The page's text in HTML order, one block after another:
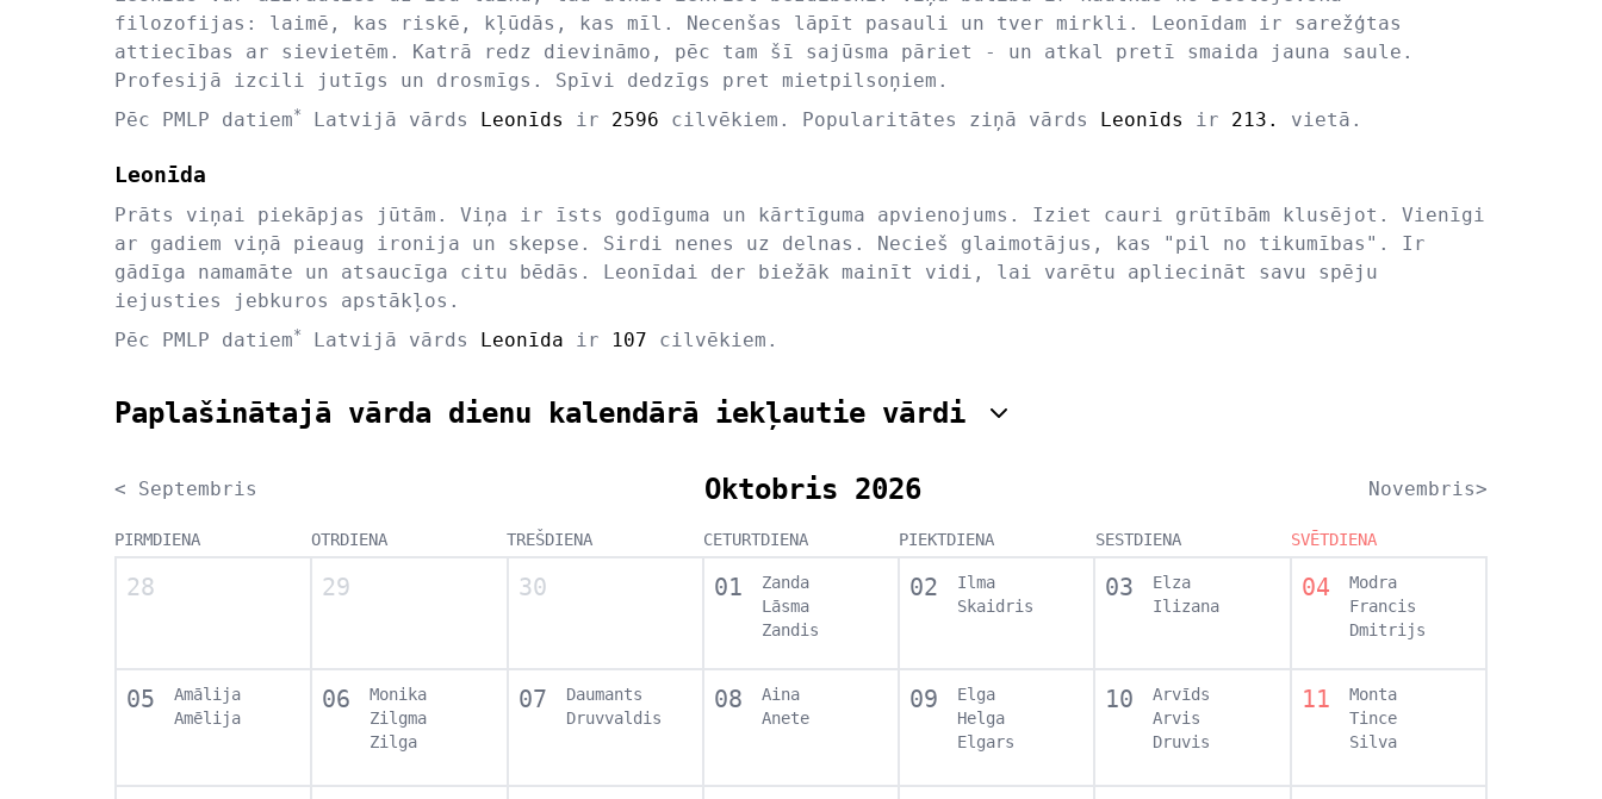
filozofijas: laimē, kas riskē, kļūdās, kas mīl. Necenšas lāpīt pasauli un tver mirkli. Leonīdam ir sarežģtas
attiecības ar sievietēm. Katrā redz dievināmo, pēc tam šī sajūsma pāriet - un atkal pretī smaida jauna saule.
Profesijā izcili jutīgs un drosmīgs. Spīvi dedzīgs pret mietpilsoņiem.
Pēc PMLP datiem* Latvijā vārds Leonīds ir 2596 cilvēkiem. Popularitātes ziņā vārds Leonīds ir 213. vietā.
Leonīda
Prāts viņai piekāpjas jūtām. Viņa ir īsts godīguma un kārtīguma apvienojums. Iziet cauri grūtībām klusējot. Vienīgi
ar gadiem viņā pieaug ironija un skepse. Sirdi nenes uz delnas. Necieš glaimotājus, kas "pil no tikumības". Ir
gādīga namamāte un atsaucīga citu bēdās. Leonīdai der biežāk mainīt vidi, lai varētu apliecināt savu spēju
iejusties jebkuros apstākļos.
Pēc PMLP datiem* Latvijā vārds Leonīda ir 107 cilvēkiem.
Paplašinātajā vārda dienu kalendārā iekļautie vārdi
< Septembris Oktobris 2026 Novembris>
PIRMDIENA OTRDIENA TREŠDIENA CETURTDIENA PIEKTDIENA SESTDIENA SVĒTDIENA
28 29 30 01
Zanda
Lāsma
Zandis
02
Ilma
Skaidris
03
Elza
Ilizana
04
Modra
Francis
Dmitrijs
05
Amālija
Amēlija
06
Monika
Zilgma
Zilga
07
Daumants
Druvvaldis
08
Aina
Anete
09
Elga
Helga
Elgars
10
Arvīds
Arvis
Druvis
11
Monta
Tince
Silva